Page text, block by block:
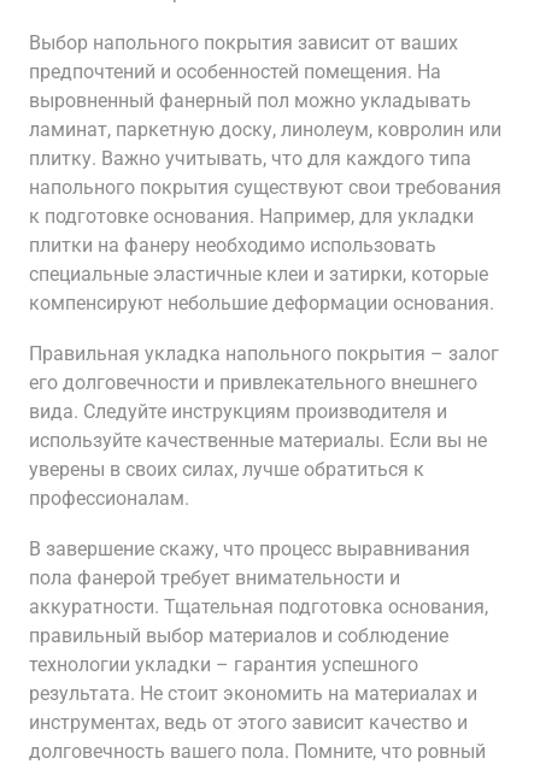
Выбор напольного покрытия зависит от ваших
предпочтений и особенностей помещения. На
выровненный фанерный пол можно укладывать
ламинат, паркетную доску, линолеум, ковролин или
плитку. Важно учитывать, что для каждого типа
напольного покрытия существуют свои требования
к подготовке основания. Например, для укладки
плитки на фанеру необходимо использовать
специальные эластичные клеи и затирки, которые
компенсируют небольшие деформации основания.
Правильная укладка напольного покрытия – залог
его долговечности и привлекательного внешнего
вида. Следуйте инструкциям производителя и
используйте качественные материалы. Если вы не
уверены в своих силах, лучше обратиться к
профессионалам.
В завершение скажу, что процесс выравнивания
пола фанерой требует внимательности и
аккуратности. Тщательная подготовка основания,
правильный выбор материалов и соблюдение
технологии укладки – гарантия успешного
результата. Не стоит экономить на материалах и
инструментах, ведь от этого зависит качество и
долговечность вашего пола. Помните, что ровный